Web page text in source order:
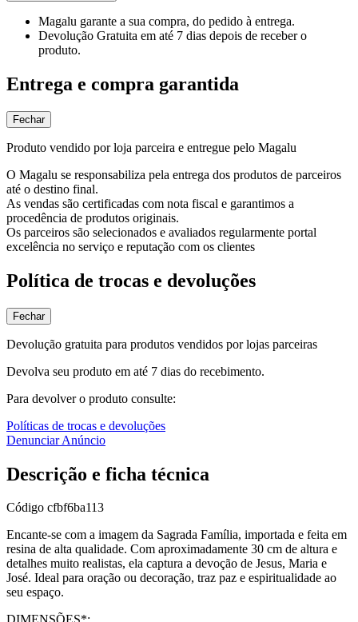
Magalu garante a sua compra, do pedido à entrega.
Devolução Gratuita em até 7 dias depois de receber o
produto.
Entrega e compra garantida
Fechar
Produto vendido por loja parceira e entregue pelo Magalu
O Magalu se responsabiliza pela entrega dos produtos de parceiros
até o destino final.
As vendas são certificadas com nota fiscal e garantimos a
procedência de produtos originais.
Os parceiros são selecionados e avaliados regularmente portal
excelência no serviço e reputação com os clientes
Política de trocas e devoluções
Fechar
Devolução gratuita para produtos vendidos por lojas parceiras
Devolva seu produto em até 7 dias do recebimento.
Para devolver o produto consulte:
Políticas de trocas e devoluções
Denunciar Anúncio
Descrição e ficha técnica
Código cfbf6ba113
Encante-se com a imagem da Sagrada Família, importada e feita em
resina de alta qualidade. Com aproximadamente 30 cm de altura e
detalhes muito realistas, ela captura a devoção de Jesus, Maria e
José. Ideal para oração ou decoração, traz paz e espiritualidade ao
seu espaço.